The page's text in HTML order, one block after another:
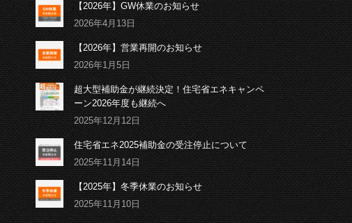
【2026年】GW休業のお知らせ
2026年4月13日
【2026年】営業再開のお知らせ
2026年1月5日
超大型補助金が継続決定！住宅省エネキャンペ
ーン2026年度も継続へ
2025年12月12日
住宅省エネ2025補助金の受注停止について
2025年11月14日
【2025年】冬季休業のお知らせ
2025年11月10日